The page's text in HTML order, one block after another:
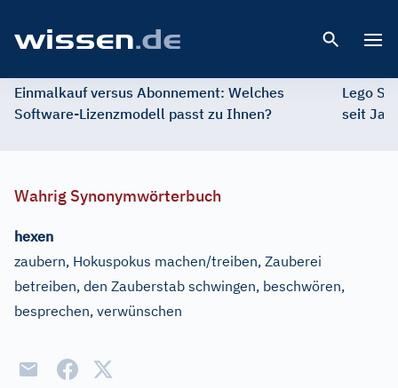
Einmalkauf versus Abonnement: Welches
Software-Lizenzmodell passt zu Ihnen?
Lego
seit
Wahrig Synonymwörterbuch
hexen
zaubern, Hokuspokus machen/treiben, Zauberei
betreiben, den Zauberstab schwingen, beschwören,
besprechen, verwünschen